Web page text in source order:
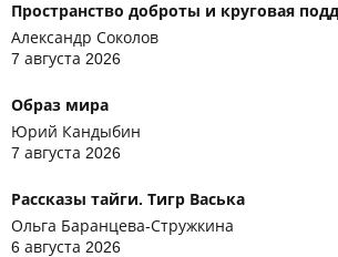
Пространство доброты и круговая
Александр Соколов
7 августа 2026
Образ мира
Юрий Кандыбин
7 августа 2026
Рассказы тайги. Тигр Васька
Ольга Баранцева-Стружкина
6 августа 2026